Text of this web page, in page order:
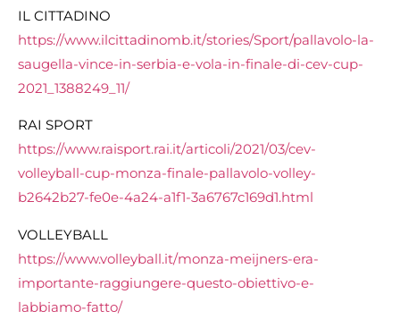
IL CITTADINO
https://www.ilcittadinomb.it/stories/Sport/pallavolo-la-
saugella-vince-in-serbia-e-vola-in-finale-di-cev-cup-
2021_1388249_11/
RAI SPORT
https://www.raisport.rai.it/articoli/2021/03/cev-
volleyball-cup-monza-finale-pallavolo-volley-
b2642b27-fe0e-4a24-a1f1-3a6767c169d1.html
VOLLEYBALL
https://www.volleyball.it/monza-meijners-era-
importante-raggiungere-questo-obiettivo-e-
labbiamo-fatto/